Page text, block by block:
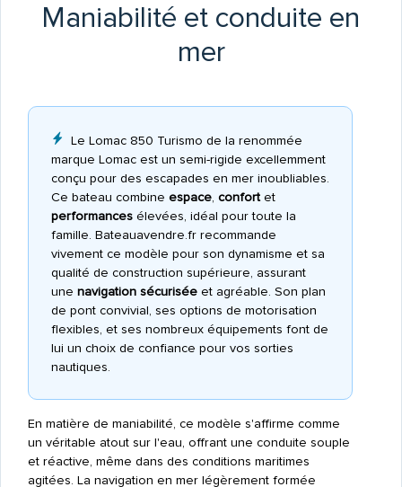
Maniabilité et conduite en
mer
Le Lomac 850 Turismo de la renommée
marque Lomac est un semi-rigide excellemment
conçu pour des escapades en mer inoubliables.
Ce bateau combine espace, confortet
performancesélevées, idéal pour toute la
famille. Bateauavendre.fr recommande
vivement ce modèle pour son dynamisme et sa
qualité de construction supérieure, assurant
une navigation sécuriséeet agréable. Son plan
de pont convivial, ses options de motorisation
flexibles, et ses nombreux équipements font de
lui un choix de confiance pour vos sorties
nautiques.
En matière de maniabilité, ce modèle s'affirme comme
un véritable atout sur l'eau, offrant une conduite souple
et réactive, même dans des conditions maritimes
agitées. La navigation en mer légèrement formée